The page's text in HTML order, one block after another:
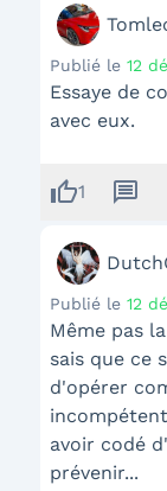
Publié le 12
Essaye de
avec eux.
thumb_up1 message
Publié le 12
Même pas
sais que ce
d'opérer
avoir codé
prévenir...